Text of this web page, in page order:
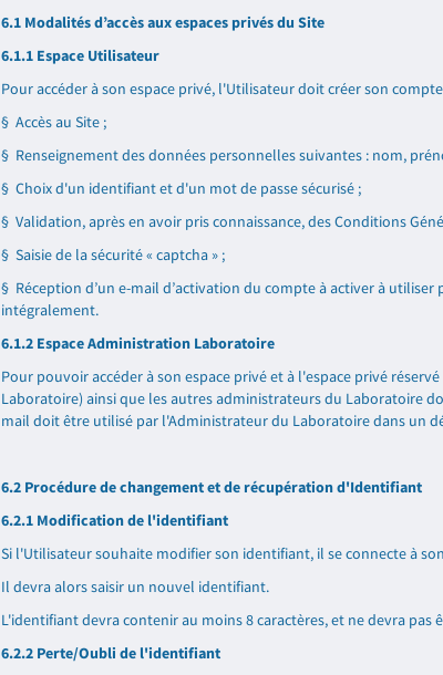
6.1 Modalités d’accès aux espaces privés du Site
6.1.1 Espace Utilisateur
Pour accéder à son espace privé, l'Utilisateur doit créer son
§ Accès au Site ;
§ Renseignement des données personnelles suivantes : nom,
§ Choix d'un identifiant et d'un mot de passe sécurisé ;
§ Validation, après en avoir pris connaissance, des Conditions
§ Saisie de la sécurité « captcha » ;
§ Réception d’un e-mail d’activation du compte à activer à
intégralement.
6.1.2 Espace Administration Laboratoire
Pour pouvoir accéder à son espace privé et à l'espace privé
Laboratoire) ainsi que les autres administrateurs du Laboratoire
mail doit être utilisé par l'Administrateur du Laboratoire dans un
6.2 Procédure de changement et de récupération d'Identifiant
6.2.1 Modification de l'identifiant
Si l'Utilisateur souhaite modifier son identifiant, il se connecte à
Il devra alors saisir un nouvel identifiant.
L'identifiant devra contenir au moins 8 caractères, et ne devra
6.2.2 Perte/Oubli de l'identifiant